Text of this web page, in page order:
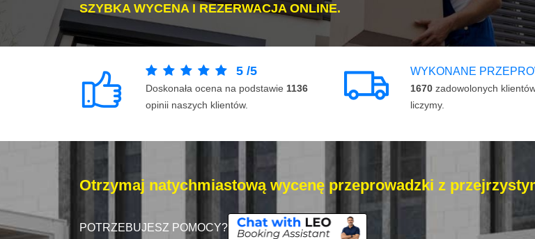
SZYBKA WYCENA I REZERWACJA ONLINE.
5 /5
Doskonała ocena na podstawie 1136
opinii naszych klientów.
WYKONANE
1670 zadowolonych
liczymy.
Otrzymaj natychmiastową wycenę przeprowadzki z
POTRZEBUJESZ POMOCY?